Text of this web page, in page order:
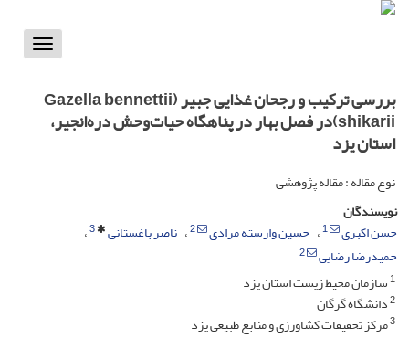
Toggle
بررسی ترکیب و رجحان غذایی جبیر (Gazella bennettii
shikarii)در فصل بهار در پناهگاه حیات‌وحش دره‌انجیر،
استان یزد
نوع مقاله : مقاله پژوهشی
نویسندگان
حسن اکبری
1 حسین وارسته مرادی 2 ناصر باغستانی 3
حمیدرضا رضایی
2
1سازمان محیط زیست استان یزد
2دانشگاه گرگان
3مرکز تحقیقات کشاورزی و منابع طبیعی یزد